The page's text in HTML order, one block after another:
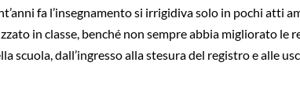
fa l’insegnamento si irrigidiva solo in pochi atti
in classe, benché non sempre abbia migliorato le
dall’ingresso alla stesura del registro e alle